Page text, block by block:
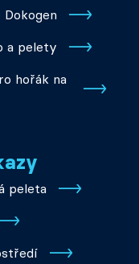
a pelety
hořák na
peleta